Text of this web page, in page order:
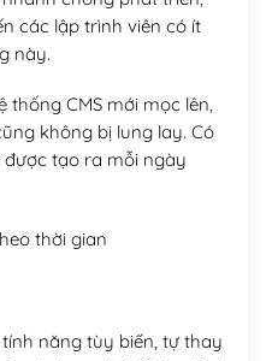
các lập trình viên có ít
này.
thống CMS mới mọc lên,
không bị lung lay. Có
tạo ra mỗi ngày
thời gian
năng tùy biến, tự thay